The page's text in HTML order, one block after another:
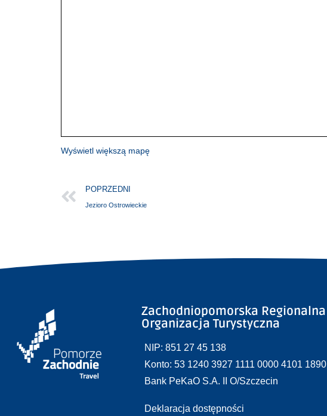
Wyświetl większą mapę
POPRZEDNI
Jezioro Ostrowieckie
Zachodniopomorska Regionalna
Organizacja Turystyczna
NIP: 851 27 45 138
Konto: 53 1240 3927 1111 0000 4101 1890
Bank PeKaO S.A. II O/Szczecin
Deklaracja dostępności